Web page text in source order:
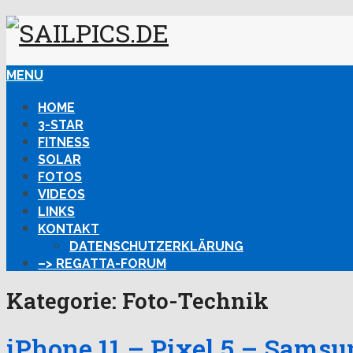
MENU
HOME
3-STAR
FITNESS
SOLAR
FOTOS
VIDEOS
LINKS
KONTAKT
DATENSCHUTZERKLÄRUNG
–> REGATTA-FORUM
Kategorie: Foto-Technik